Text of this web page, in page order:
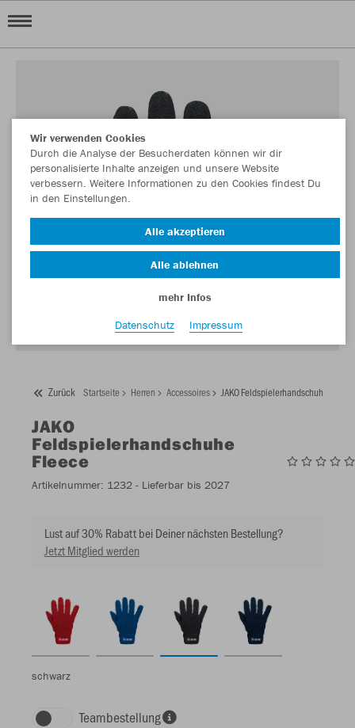
Zurück Startseite Herren Accessoires JAKO Feldspielerhandschuhe Fleece
JAKO
Feldspielerhandschuhe
Fleece
Artikelnummer: 1232 - Lieferbar bis 2027
Lust auf 30% Rabatt bei Deiner nächsten Bestellung?
Jetzt Mitglied werden
schwarz
Teambestellung
Wir verwenden Cookies
Durch die Analyse der Besucherdaten können wir dir
personalisierte Inhalte anzeigen und unsere Website
verbessern. Weitere Informationen zu den Cookies findest Du
in den Einstellungen.
Alle akzeptieren
Alle ablehnen
mehr Infos
Datenschutz
Impressum